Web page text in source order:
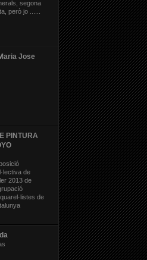
segona
però jo ......
Jose
PINTURA
de
2013 de
de